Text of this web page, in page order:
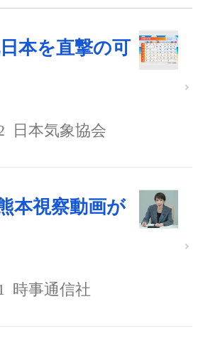
本を直撃の可
日本気象協会
本視察動画が
時事通信社